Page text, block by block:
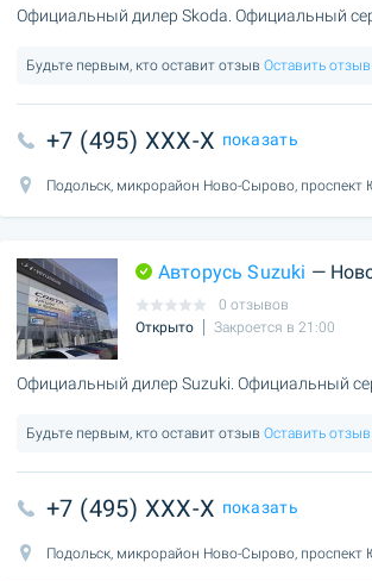
Официальный дилер Skoda. Официальный
Будьте первым, кто оставит отзыв Оставить отзыв
+7 (495) XXX-X показать
Подольск, микрорайон Ново-Сырово, проспект
Авторусь Suzuki —
0 отзывов
Открыто
Закроется в 21:00
Официальный дилер Suzuki. Официальный
Будьте первым, кто оставит отзыв Оставить отзыв
+7 (495) XXX-X показать
Подольск, микрорайон Ново-Сырово, проспект